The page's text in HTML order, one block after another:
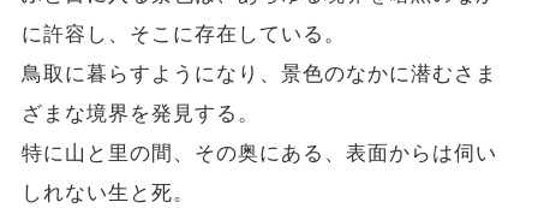
に許容し、そこに存在している。
鳥取に暮らすようになり、景色のなかに潜むさま
ざまな境界を発見する。
特に山と里の間、その奥にある、表面からは伺い
しれない生と死。